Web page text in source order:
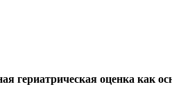
гериатрическая оценка как